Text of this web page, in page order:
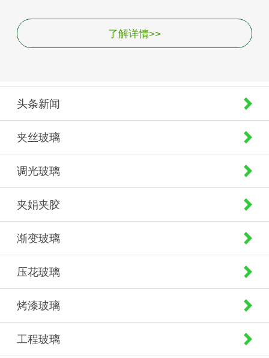
了解详情>>
头条新闻
夹丝玻璃
调光玻璃
夹娟夹胶
渐变玻璃
压花玻璃
烤漆玻璃
工程玻璃